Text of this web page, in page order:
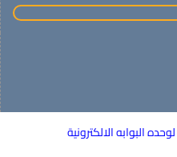
لوحده البوابه الالكترونية